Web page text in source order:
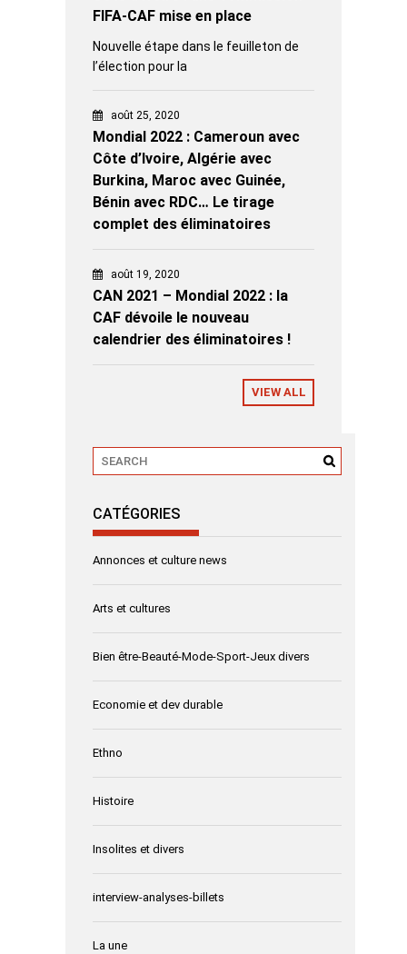
FIFA-CAF mise en place
Nouvelle étape dans le feuilleton de
l’élection pour la
août 25, 2020
Mondial 2022 : Cameroun avec
Côte d’Ivoire, Algérie avec
Burkina, Maroc avec Guinée,
Bénin avec RDC… Le tirage
complet des éliminatoires
août 19, 2020
CAN 2021 – Mondial 2022 : la
CAF dévoile le nouveau
calendrier des éliminatoires !
VIEW ALL
CATÉGORIES
Annonces et culture news
Arts et cultures
Bien être-Beauté-Mode-Sport-Jeux divers
Economie et dev durable
Ethno
Histoire
Insolites et divers
interview-analyses-billets
La une